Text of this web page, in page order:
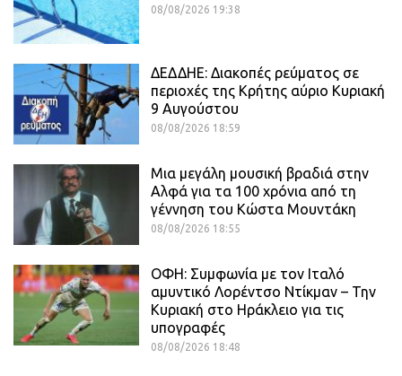
08/08/2026 19:38
ΔΕΔΔΗΕ: Διακοπές ρεύματος σε
περιοχές της Κρήτης αύριο Κυριακή
9 Αυγούστου
08/08/2026 18:59
Μια μεγάλη μουσική βραδιά στην
Αλφά για τα 100 χρόνια από τη
γέννηση του Κώστα Μουντάκη
08/08/2026 18:55
ΟΦΗ: Συμφωνία με τον Ιταλό
αμυντικό Λορέντσο Ντίκμαν – Την
Κυριακή στο Ηράκλειο για τις
υπογραφές
08/08/2026 18:48